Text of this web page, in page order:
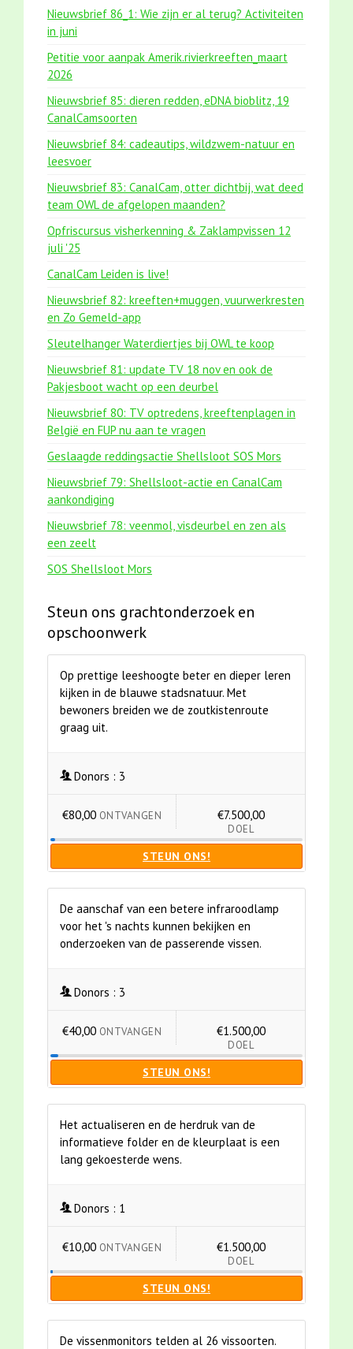
Nieuwsbrief 86_1: Wie zijn er al terug? Activiteiten
in juni
Petitie voor aanpak Amerik.rivierkreeften_maart
2026
Nieuwsbrief 85: dieren redden, eDNA bioblitz, 19
CanalCamsoorten
Nieuwsbrief 84: cadeautips, wildzwem-natuur en
leesvoer
Nieuwsbrief 83: CanalCam, otter dichtbij, wat deed
team OWL de afgelopen maanden?
Opfriscursus visherkenning & Zaklampvissen 12
juli '25
CanalCam Leiden is live!
Nieuwsbrief 82: kreeften+muggen, vuurwerkresten
en Zo Gemeld-app
Sleutelhanger Waterdiertjes bij OWL te koop
Nieuwsbrief 81: update TV 18 nov en ook de
Pakjesboot wacht op een deurbel
Nieuwsbrief 80: TV optredens, kreeftenplagen in
België en FUP nu aan te vragen
Geslaagde reddingsactie Shellsloot SOS Mors
Nieuwsbrief 79: Shellsloot-actie en CanalCam
aankondiging
Nieuwsbrief 78: veenmol, visdeurbel en zen als
een zeelt
SOS Shellsloot Mors
Steun ons grachtonderzoek en
opschoonwerk
Op prettige leeshoogte beter en dieper leren
kijken in de blauwe stadsnatuur. Met
bewoners breiden we de zoutkistenroute
graag uit.
Donors : 3
€80,00 ONTVANGEN €7.500,00
DOEL
STEUN ONS!
De aanschaf van een betere infraroodlamp
voor het 's nachts kunnen bekijken en
onderzoeken van de passerende vissen.
Donors : 3
€40,00 ONTVANGEN €1.500,00
DOEL
STEUN ONS!
Het actualiseren en de herdruk van de
informatieve folder en de kleurplaat is een
lang gekoesterde wens.
Donors : 1
€10,00 ONTVANGEN €1.500,00
DOEL
STEUN ONS!
De vissenmonitors telden al 26 vissoorten.